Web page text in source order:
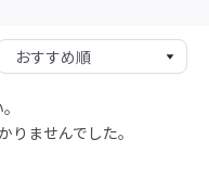
りませんでした。